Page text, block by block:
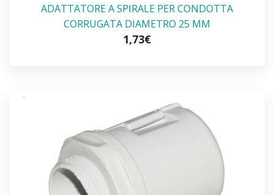
ADATTATORE A SPIRALE PER CONDOTTA
CORRUGATA DIAMETRO 25 MM
1,73€